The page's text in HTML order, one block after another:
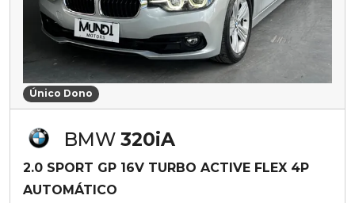
Único Dono
BMW 320iA
2.0 SPORT GP 16V TURBO ACTIVE FLEX 4P
AUTOMÁTICO